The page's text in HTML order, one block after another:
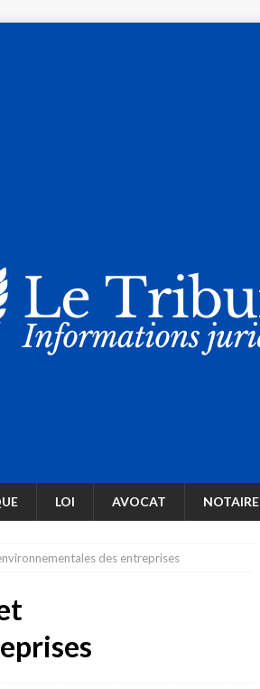
LOI AVOCAT NOTAIRE
des entreprises